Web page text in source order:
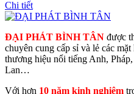
Chi tiết
ĐẠI PHÁT BÌNH TÂN được
chuyên cung cấp sỉ và lẻ các
thương hiệu nổi tiếng Anh,
Lan…
Với hơn 10 năm kinh nghiệm